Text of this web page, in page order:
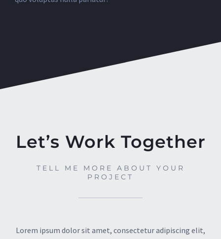
Let’s Work Together
TELL ME MORE ABOUT YOUR
PROJECT
Lorem ipsum dolor sit amet, consectetur adipiscing elit,